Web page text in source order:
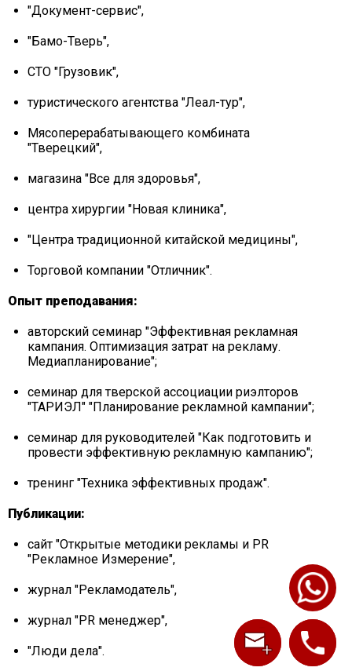
"Документ-сервис",
"Бамо-Тверь",
СТО "Грузовик",
туристического агентства "Леал-тур",
Мясоперерабатывающего комбината
"Тверецкий",
магазина "Все для здоровья",
центра хирургии "Новая клиника",
"Центра традиционной китайской медицины",
Торговой компании "Отличник".
Опыт преподавания:
авторский семинар "Эффективная рекламная
кампания. Оптимизация затрат на рекламу.
Медиапланирование";
семинар для тверской ассоциации риэлторов
"ТАРИЭЛ" "Планирование рекламной кампании";
семинар для руководителей "Как подготовить и
провести эффективную рекламную кампанию";
тренинг "Техника эффективных продаж".
Публикации:
сайт "Открытые методики рекламы и PR
"Рекламное Измерение",
журнал "Рекламодатель",
журнал "PR менеджер",
"Люди дела".